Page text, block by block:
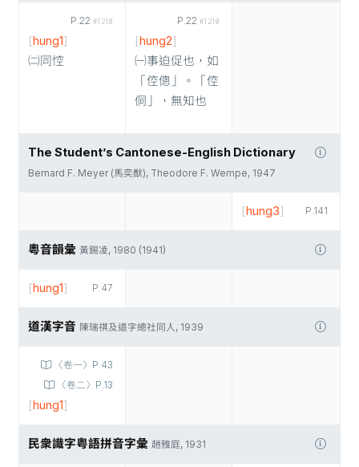
P.22 #1210
[hung1]
㈡同悾
P.22 #1210
[hung2]
㈠事迫促也，如
「倥傯」。「倥
侗」，無知也
The Student’s Cantonese-English Dictionary
Bernard F. Meyer (馬奕猷), Theodore F. Wempe, 1947
P.141
[hung3]
粵音韻彙 黃錫凌, 1980 (1941)
P.47
[hung1]
道漢字音 陳瑞祺及道字總社同人, 1939
〈卷一〉P.43
〈卷二〉P.13
[hung1]
民衆識字粤語拼音字彙 趙雅庭, 1931